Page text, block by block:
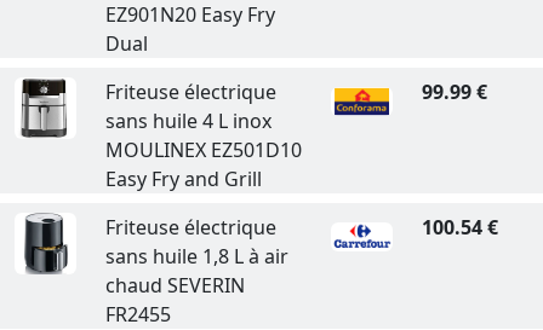
EZ901N20 Easy Fry
Dual
Friteuse électrique
sans huile 4 L inox
MOULINEX EZ501D10
Easy Fry and Grill
99.99 €
Friteuse électrique
sans huile 1,8 L à air
chaud SEVERIN
FR2455
100.54 €